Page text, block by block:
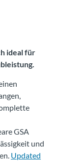
ideal für
GSA
und
Updated